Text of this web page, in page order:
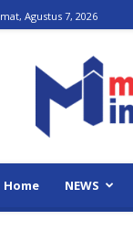
Agustus 7, 2026
Home NEWS